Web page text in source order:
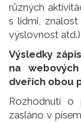
různých
s lidmi,
výslovnost atd.)
Výsledky
na
dveřích obou
Rozhodnutí o
zasláno v